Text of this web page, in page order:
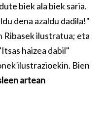
biek ala biek saria.
dena azaldu dadila!"
Ribasek ilustratua; eta
haizea dabil"
ilustrazioekin. Bien
artean